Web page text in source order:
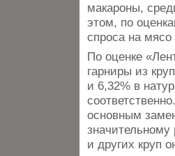
макароны,
этом, по
спроса на
По оценке
гарниры из
и 6,32% в
основным
значительному
и других круп